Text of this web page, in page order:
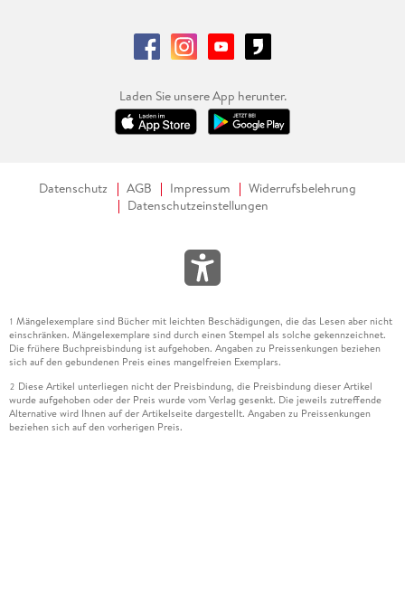
Laden Sie unsere App herunter.
Datenschutz AGB Impressum
Widerrufsbelehrung
Datenschutzeinstellungen
1 Mängelexemplare sind Bücher mit leichten Beschädigungen, die das Lesen aber nicht
einschränken. Mängelexemplare sind durch einen Stempel als solche gekennzeichnet.
Die frühere Buchpreisbindung ist aufgehoben. Angaben zu Preissenkungen beziehen
sich auf den gebundenen Preis eines mangelfreien Exemplars.
2 Diese Artikel unterliegen nicht der Preisbindung, die Preisbindung dieser Artikel
wurde aufgehoben oder der Preis wurde vom Verlag gesenkt. Die jeweils zutreffende
Alternative wird Ihnen auf der Artikelseite dargestellt. Angaben zu Preissenkungen
beziehen sich auf den vorherigen Preis.